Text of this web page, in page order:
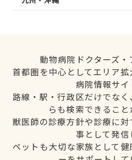
動物病院ドクターズ・
首都圏を中心としてエリア
病院情報サイ
路線・駅・行政区だけでな
らも検索できること
獣医師の診療方針や診療に
事として発信
ペットも大切な家族として